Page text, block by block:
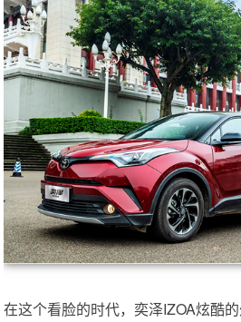
在这个看脸的时代，奕泽IZOA炫酷